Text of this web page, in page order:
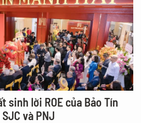
sinh lời ROE của Bảo Tín
và PNJ